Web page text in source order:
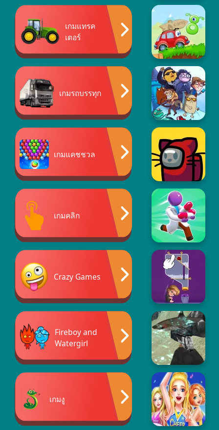
เกมแทรค
เตอร์
เกมรถบรรทุก
เกมแคชชวล
เกมคลิก
Crazy Games
Fireboy and
Watergirl
เกมงู